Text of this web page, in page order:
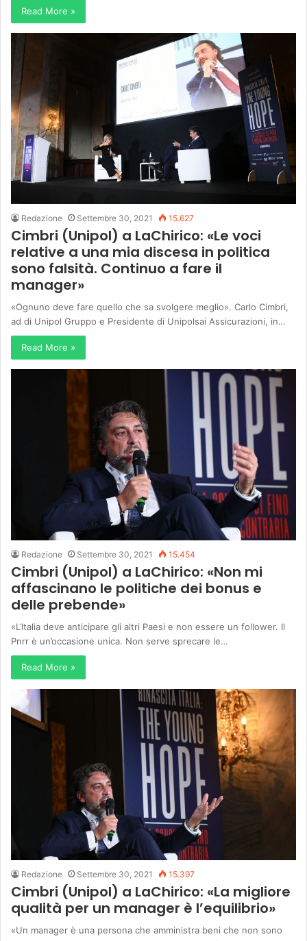
Read More »
Redazione Settembre 30, 2021 15.627
Cimbri (Unipol) a LaChirico: «Le voci
relative a una mia discesa in politica
sono falsità. Continuo a fare il
manager»
«Ognuno deve fare quello che sa svolgere meglio». Carlo Cimbri,
ad di Unipol Gruppo e Presidente di Unipolsai Assicurazioni, in…
Read More »
Redazione Settembre 30, 2021 15.454
Cimbri (Unipol) a LaChirico: «Non mi
affascinano le politiche dei bonus e
delle prebende»
«L’Italia deve anticipare gli altri Paesi e non essere un follower. Il
Pnrr è un’occasione unica. Non serve sprecare le…
Read More »
Redazione Settembre 30, 2021 15.397
Cimbri (Unipol) a LaChirico: «La migliore
qualità per un manager è l’equilibrio»
«Un manager è una persona che amministra beni che non sono